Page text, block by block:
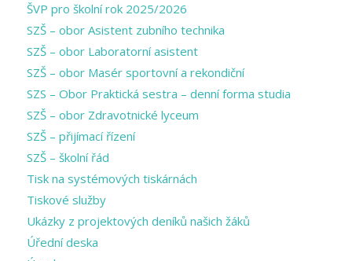
ŠVP pro školní rok 2025/2026
SZŠ – obor Asistent zubního technika
SZŠ – obor Laboratorní asistent
SZŠ – obor Masér sportovní a rekondiční
SZS – Obor Praktická sestra – denní forma studia
SZŠ – obor Zdravotnické lyceum
SZŠ – přijímací řízení
SZŠ – školní řád
Tisk na systémových tiskárnách
Tiskové služby
Ukázky z projektových deníků našich žáků
Úřední deska